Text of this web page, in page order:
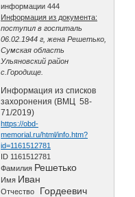
информации 444
Информация из документа:
поступил в госпиталь
06.02.1944 г, жена Решетько,
Сумская область
Ульяновский район
с.Городище.
Информация из списков
захоронения (ВМЦ 58-
71/2019)
https://obd-
memorial.ru/html/info.htm?
id=1161512781
ID 1161512781
Фамилия Решетько
Имя Иван
Отчество Гордеевич